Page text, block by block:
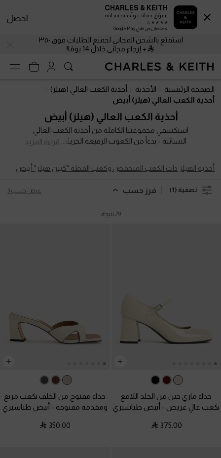
استمتع بالشحن المجاني لجميع الطلبات فوق ٣٥٠
+ إرجاع مجاني خلال 14 يومًا!
استمتع بالشحن المجاني لجميع الطلبات فوق ٣٥٠
+ إرجاع مجاني خلال 14 يومًا!
الصفحة الرئيسية
الأحذية
أحذية الكعب العالي (هيلز)
أحذية الكعب العالي (هيلز) أبيض
أحذية الكعب العالي (هيلز) أبيض
استكشفي مجموعتنا الكاملة من أحذية الكعب العالي
النسائية - بدءاً من الكعوب الرفيعة الجريئة وتصاميم
سواء كنتِ تستعدين لسهرة مميزة أو تضفين لمسة من
الرقي على إطلالاتكِ اليومية، توفر لكِ هذه التصاميم
ذات الكعب العالي لتمكين خطواتكِ ولتكوني دائماً محط
قراءة المزيد
أحذية الهيلز ذات الكعب المنخفض وكعب القطة "كيتن هيلز" أبيض
تصفية (1) فرز حسب عرض حسب 3
29 نتيجة
حذاء ماري جين من الجلد اللامع
بكعب عالٍ عريض - أبيض طباشيري
375.00
حذاء مفتوح من الخلف بكعب مربع
ومقدمة مفتوحة - أبيض طباشيري
350.00
CHARLES & KEITH
تسوّق حقائب وأحذية نسائية
احصلحمّل من خلال Google Play
احصل